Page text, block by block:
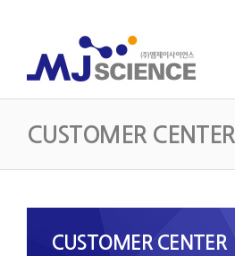
CUSTOMER CENTER
CUSTOMER CENTER